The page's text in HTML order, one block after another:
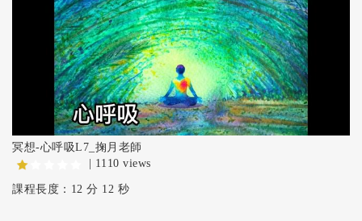
冥想-心呼吸L7_掬月老師
| 1110 views
課程長度：12 分 12 秒